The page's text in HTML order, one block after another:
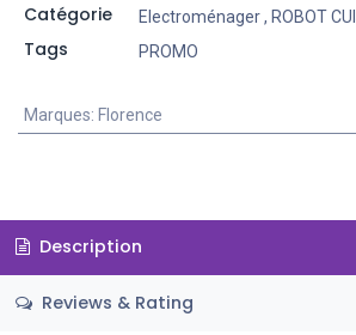
Catégorie Electroménager, ROBOT
Tags PROMO
Marques: Florence
Description
Reviews & Rating